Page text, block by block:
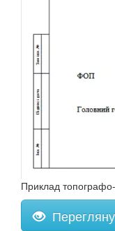
Приклад